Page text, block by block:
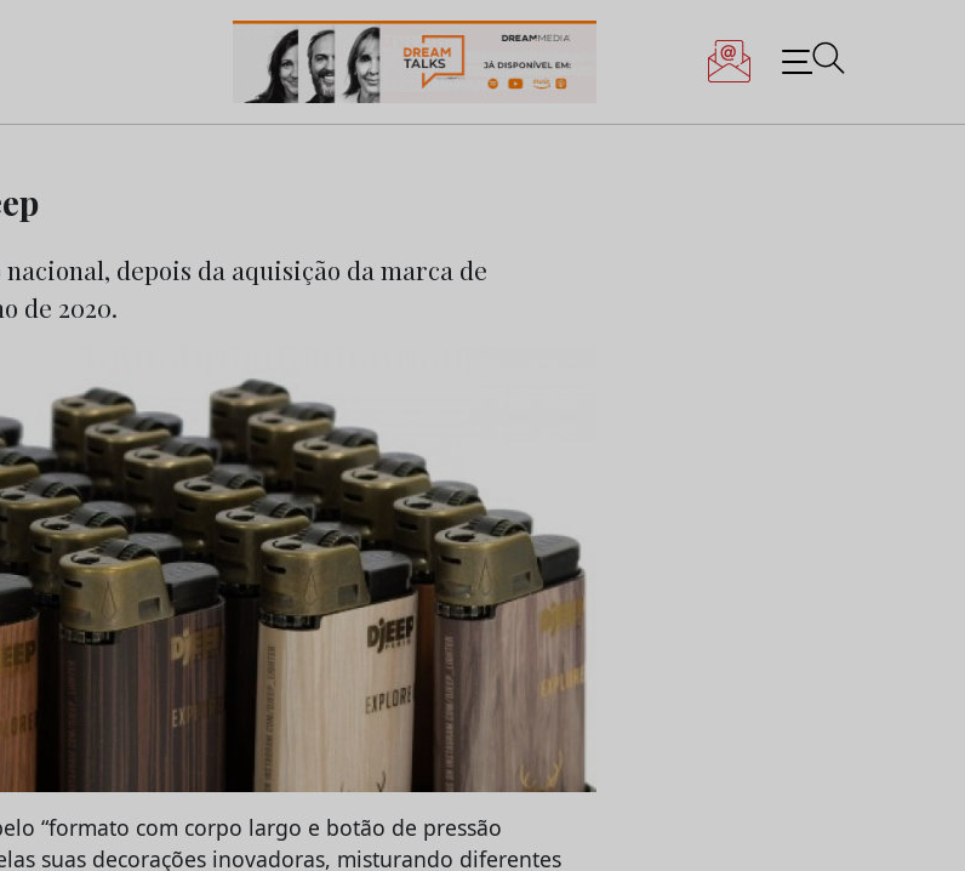
e da Publicidade
depois da aquisição da marca de
de 2020.
“formato com corpo largo e botão de pressão
suas decorações inovadoras, misturando diferentes